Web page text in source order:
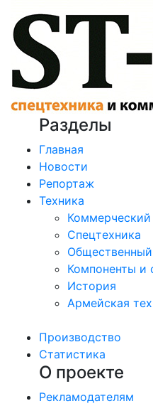
Разделы
Главная
Новости
Репортаж
Техника
Коммерческий
Спецтехника
Компоненты и
История
Армейская
Производство
Статистика
О проекте
Рекламодателям